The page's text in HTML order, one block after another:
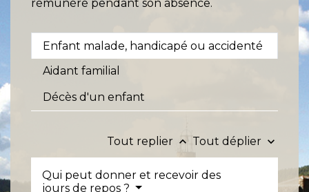
rémunéré pendant son absence.
Enfant malade, handicapé ou accidenté
Aidant familial
Décès d'un enfant
Tout replier keyboard_arrow_up Tout déplier keyboard_arrow_down
Qui peut donner et recevoir des
jours de repos ?